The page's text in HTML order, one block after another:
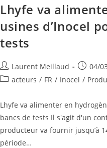
Lhyfe va
usines d’Inocel
tests
Laurent Meillaud
04/
acteurs / FR / Inocel /
Lhyfe va alimenter en
bancs de tests Il s'agit d'un
producteur va fournir jusqu’à
période…